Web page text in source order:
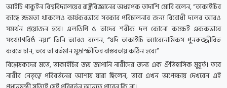
আইচি গাকুইন বিশ্ববিদ্যালয়ের রাষ্ট্রবিজ্ঞানের অধ্যাপক তাদাশি মোরি বলেন, “তাকাইচির
কাছে ক্ষমতা থাকলেও কার্যকরভাবে সরকার পরিচালনার জন্য বিরোধী দলের আরও
সমর্থন প্রয়োজন হবে। এলডিপি ও তাদের শরীক দল কোনো কক্ষেই এককভাবে
সংখ্যাগরিষ্ঠ নয়।” তিনি আরও বলেন, “যদি তাকাইচি অ্যাবেনোমিকস পুনরুজ্জীবিত
করতে চান, তবে তা বর্তমান মুদ্রাস্ফীতির বাস্তবতায় কঠিন হবে।”
বিশ্লেষকদের মতে, তাকাইচির জয় জাপানি নারীদের জন্য এক ঐতিহাসিক মুহূর্ত। তবে
নারীর নেতৃত্বে পরিবর্তনের আশায় যারা ছিলেন, তারা এখন অপেক্ষায় দেখবেন এই